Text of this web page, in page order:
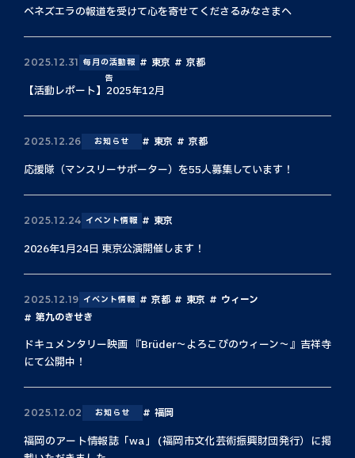
ベネズエラの報道を受けて心を寄せてくださるみなさまへ
2025.12.31 毎月の活動報
告
東京 京都
【活動レポート】2025年12月
2025.12.26 お知らせ 東京 京都
応援隊（マンスリーサポーター）を55人募集しています！
2025.12.24 イベント情報 東京
2026年1月24日 東京公演開催します！
2025.12.19 イベント情報 京都 東京
ウィーン
第九のきせき
ドキュメンタリー映画 『Brüder〜よろこびのウィーン〜』吉祥寺
にて公開中！
2025.12.02 お知らせ 福岡
福岡のアート情報誌「wa」 (福岡市文化芸術振興財団発行）に掲